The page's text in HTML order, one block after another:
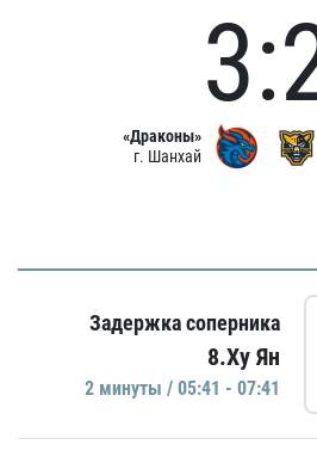
«Драконы»
г. Шанхай
Задержка соперника
8.Ху Ян
2 минуты / 05:41 - 07:41